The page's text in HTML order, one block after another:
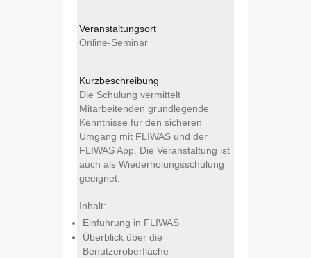
Veranstaltungsort
Online-Seminar
Kurzbeschreibung
Die Schulung vermittelt
Mitarbeitenden grundlegende
Kenntnisse für den sicheren
Umgang mit FLIWAS und der
FLIWAS App. Die Veranstaltung ist
auch als Wiederholungsschulung
geeignet.
Inhalt:
Einführung in FLIWAS
Überblick über die
Benutzeroberfläche